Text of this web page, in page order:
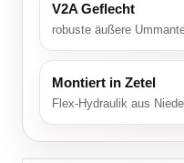
V2A Geflecht
robuste äußere
Montiert in Zetel
Flex-Hydraulik aus